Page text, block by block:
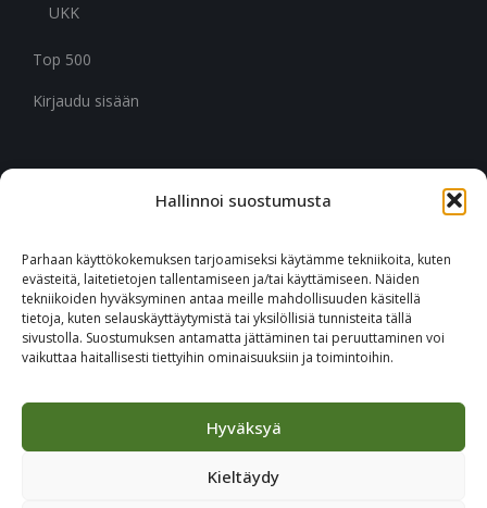
Hallinnoi suostumusta
Parhaan käyttökokemuksen tarjoamiseksi käytämme tekniikoita, kuten
evästeitä, laitetietojen tallentamiseen ja/tai käyttämiseen. Näiden
tekniikoiden hyväksyminen antaa meille mahdollisuuden käsitellä
tietoja, kuten selauskäyttäytymistä tai yksilöllisiä tunnisteita tällä
sivustolla. Suostumuksen antamatta jättäminen tai peruuttaminen voi
vaikuttaa haitallisesti tiettyihin ominaisuuksiin ja toimintoihin.
Hyväksyä
Kieltäydy
UKK
Top 500
Kirjaudu sisään
CITYMARK SUOMI
02330 Espoo
+46 651 760 400
Tilaa Citymark-uutiskirje